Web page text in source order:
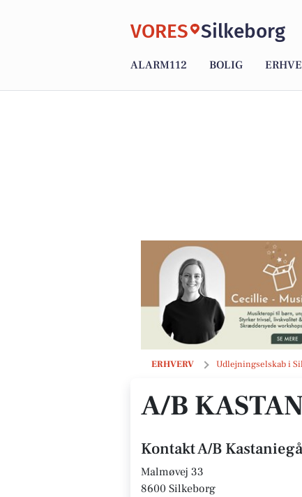
VORES Silkeborg
ALARM112 BOLIG
ERHVERV Udlejningselskab i
A/B Kastaniegården
A/B
Kontakt A/B
Malmøvej 33
8600 Silkeborg